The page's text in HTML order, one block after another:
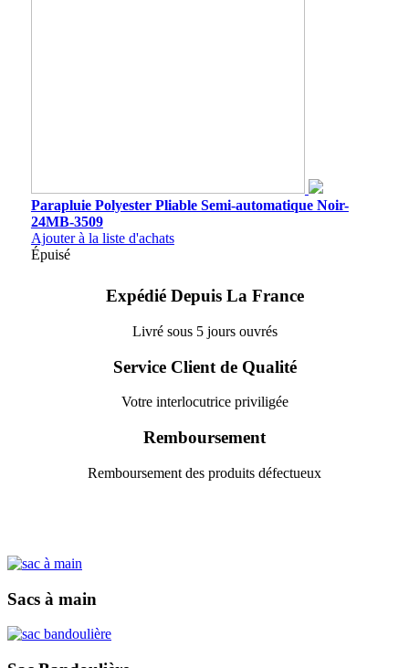
Parapluie Polyester Pliable Semi-automatique Noir-
24MB-3509
Ajouter à la liste d'achats
Épuisé
Expédié Depuis La France
Livré sous 5 jours ouvrés
Service Client de Qualité
Votre interlocutrice priviligée
Remboursement
Remboursement des produits défectueux
Sacs à main